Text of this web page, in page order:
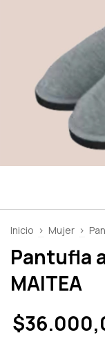
Inicio > Mujer >
Pantufla
MAITEA